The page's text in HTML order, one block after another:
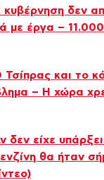
δεν
με έργα –
και το
– Η χώρα
δεν είχε
θα ήταν